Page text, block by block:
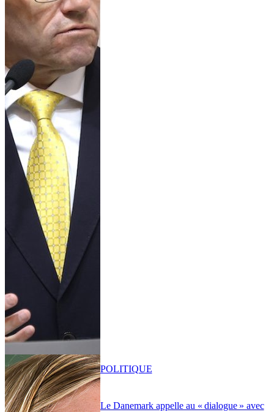
Le Danemark appelle au « dialogue » avec
POLITIQUE